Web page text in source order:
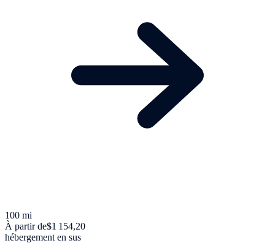
100 mi
À partir de$1 154,20
hébergement en sus